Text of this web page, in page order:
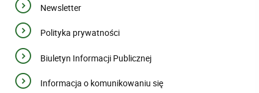
Newsletter
Polityka prywatności
Biuletyn Informacji Publicznej
Informacja o komunikowaniu się